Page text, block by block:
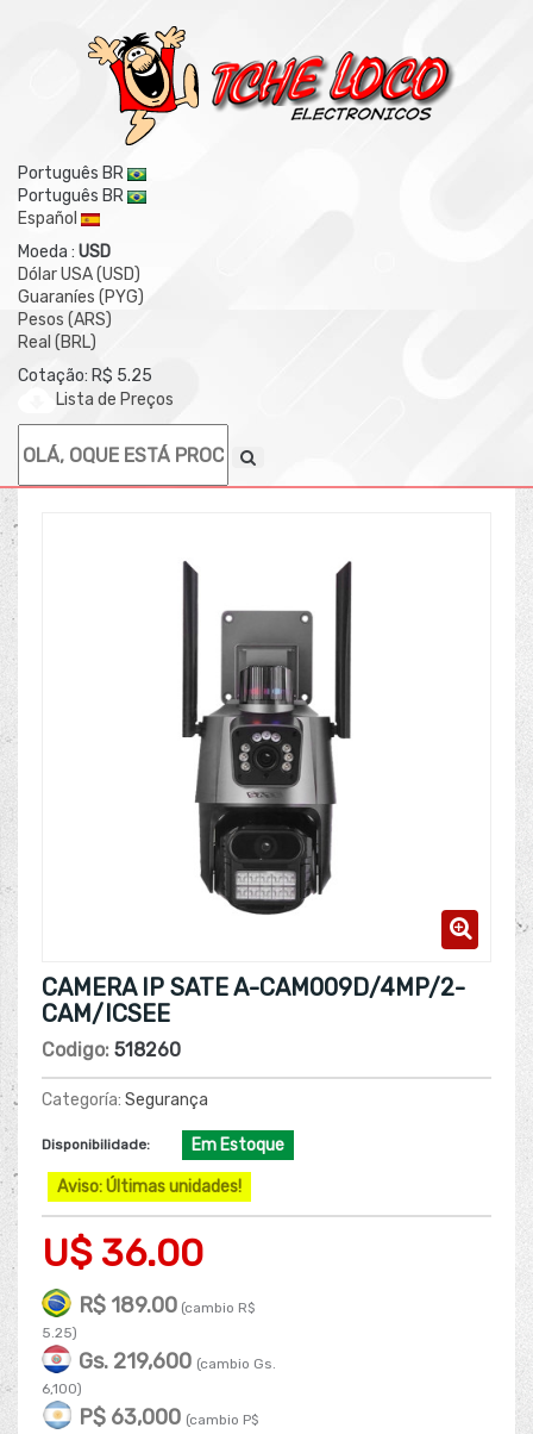
Português BR
Português BR
Español
Moeda : USD
Dólar USA (USD)
Guaraníes (PYG)
Pesos (ARS)
Real (BRL)
Cotação: R$ 5.25
Lista de Preços
CAMERA IP SATE A-CAM009D/4MP/2-
CAM/ICSEE
Codigo: 518260
Categoría: Segurança
Disponibilidade: Em Estoque
Aviso: Últimas unidades!
U$ 36.00
R$ 189.00 (cambio R$
5.25)
Gs. 219,600 (cambio Gs.
6,100)
P$ 63,000 (cambio P$